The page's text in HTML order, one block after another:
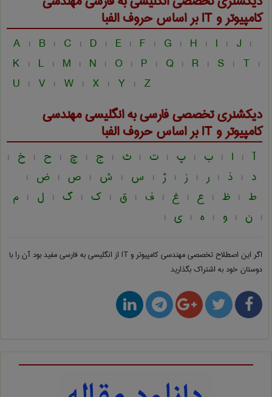
كامپيوتر و IT بر اساس حروف الفبا
A | B | C | D | E | F | G | H | I | J |
K | L | M | N | O | P | Q | R | S | T |
U | V | W | X | Y | Z
دیکشنری تخصصی فارسی به انگلیسیمهندسی
كامپيوتر و IT بر اساس حروف الفبا
آ | ا | ب | پ | ت | ث | ج | چ | ح | خ |
د | ذ | ر | ز | ژ | س | ش | ص | ض |
ط | ظ | ع | غ | ف | ق | ک | گ | ل | م
| ن | و | ه | ی |
اگر این اصطلاح تخصصیمهندسی كامپيوتر و IT از انگلیسی به فارسی
مفید بود آن را با
دوستان خود به اشتراک بگذارید